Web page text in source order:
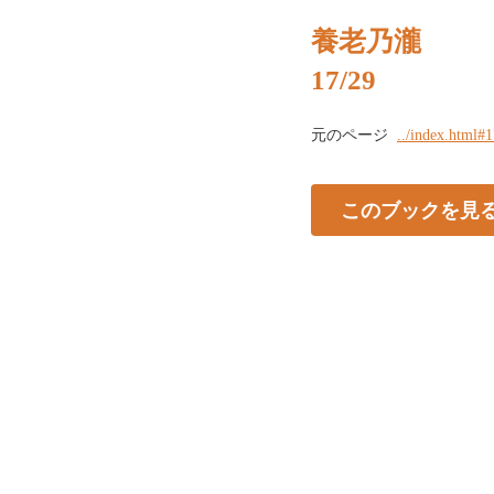
養老乃瀧
17/29
元のページ ../
このブックを見